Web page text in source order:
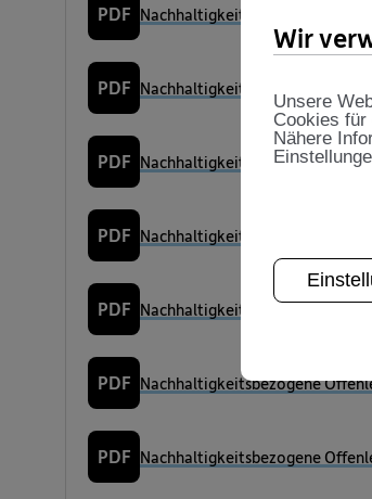
PDF Nachhaltigkeitsbezogene
PDF Nachhaltigkeitsbezogene
PDF Nachhaltigkeitsbezogene
PDF Nachhaltigkeitsbezogene
PDF Nachhaltigkeitsbezogene
PDF Nachhaltigkeitsbezogene
PDF Nachhaltigkeitsbezogene
Wir
Unsere
Cookies für
Nähere